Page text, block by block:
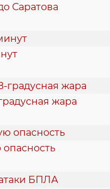
Саратова
жара